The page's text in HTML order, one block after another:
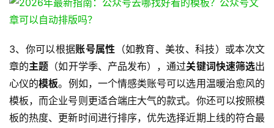
3、你可以根据账号属性 （如教育、美妆、科技）或本次文
章的主题 （如开学季、产品发布），通过关键词快速筛选出
心仪的模板。例如，一个情感类账号可以选用温暖治愈风的
模板，而企业号则更适合端庄大气的款式。你还可以按照模
板的热度、更新时间进行排序，优先选择近期上线的符合最